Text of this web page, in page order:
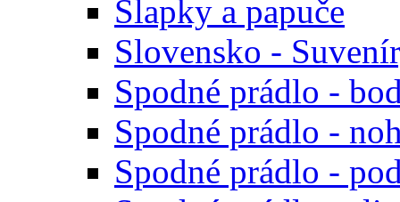
Šlapky a papuče
Slovensko -
Spodné prádlo -
Spodné prádlo -
Spodné prádlo -